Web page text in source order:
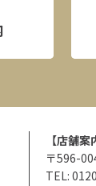
【店舗
〒596-
TEL: